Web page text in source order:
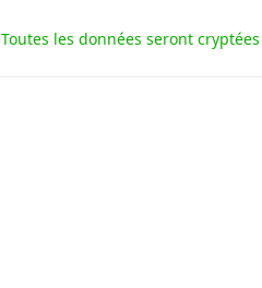
Toutes les données seront cryptées